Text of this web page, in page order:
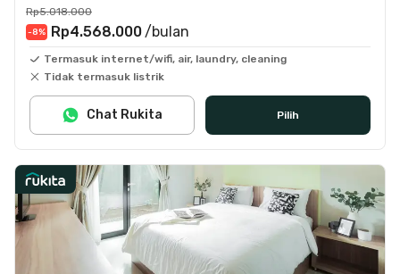
Rp5.018.000
-8% Rp4.568.000 /bulan
Termasuk internet/wifi, air, laundry, cleaning
Tidak termasuk listrik
Pilih
Chat Rukita